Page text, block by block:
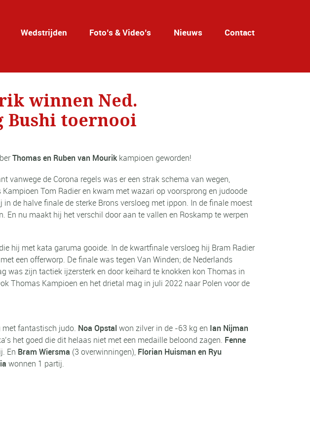
Wedstrijden Foto’s & Video’s Nieuws Contact
winnen Ned.
Bushi toernooi
Thomas en Ruben van Mourikkampioen geworden!
vanwege de Corona regels was er een strak schema van wegen,
Tom Radier en kwam met wazari op voorsprong en judoode
de halve finale de sterke Brons versloeg met ippon. In de finale moest
nu maakt hij het verschil door aan te vallen en Roskamp te werpen
hij met kata garuma gooide. In de kwartfinale versloeg hij Bram Radier
een offerworp. De finale was tegen Van Winden; de Nederlands
was zijn tactiek ijzersterk en door keihard te knokken kon Thomas in
Thomas Kampioen en het drietal mag in juli 2022 naar Polen voor de
fantastisch judo. Noa Opstal won zilver in de -63 kg en Ian Nijman
het goed die dit helaas niet met een medaille beloond zagen. Fenne
En Bram Wiersma (3 overwinningen), Florian Huisman en Ryu
wonnen 1 partij.